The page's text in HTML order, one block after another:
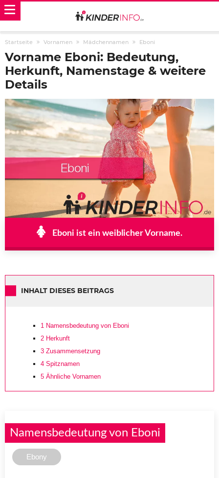
Startseite Vornamen Mädchennamen Eboni
Vorname Eboni: Bedeutung,
Herkunft, Namenstage & weitere
Details
Eboni ist ein weiblicher Vorname.
INHALT DIESES BEITRAGS
1 Namensbedeutung von Eboni
2 Herkunft
3 Zusammensetzung
4 Spitznamen
5 Ähnliche Vornamen
Namensbedeutung von Eboni
Ebony